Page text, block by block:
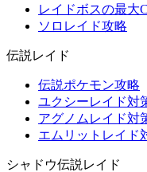
レイドボスの最大
ソロレイド攻略
伝説レイド
伝説ポケモン攻略
ユクシーレイド対
アグノムレイド対
エムリットレイド
シャドウ伝説レイド